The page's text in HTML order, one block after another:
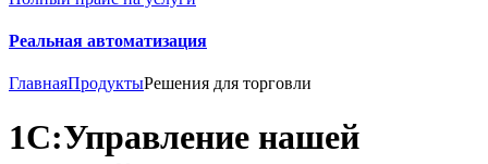
Реальная автоматизация
ГлавнаяПродуктыРешения для торговли
1С:Управление нашей